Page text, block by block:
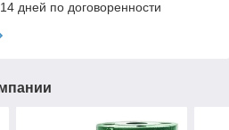
дней по договоренности